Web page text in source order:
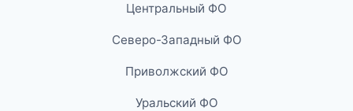
Центральный ФО
Северо-Западный ФО
Приволжский ФО
Уральский ФО